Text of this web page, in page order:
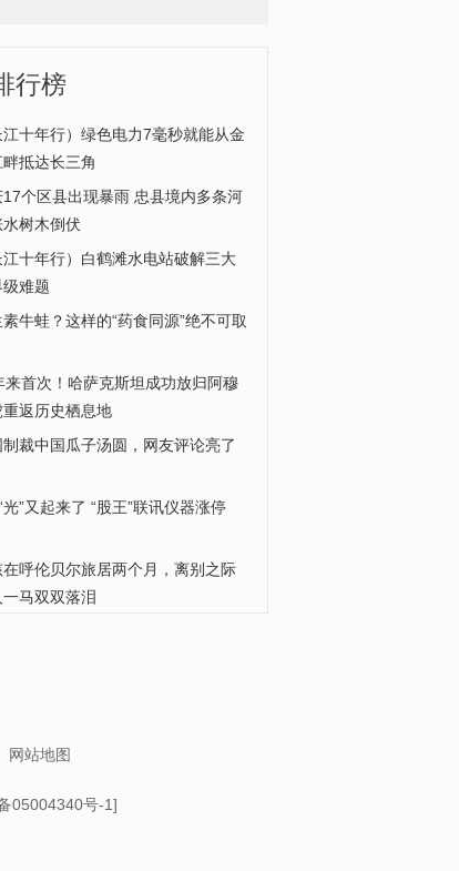
动者
行榜
江十年行）绿色电力7毫秒就能从金
抵达长三角
17个区县出现暴雨 忠县境内多条河
水树木倒伏
江十年行）白鹤滩水电站破解三大
难题
牛蛙？这样的“药食同源”绝不可取
来首次！哈萨克斯坦成功放归阿穆
重返历史栖息地
制裁中国瓜子汤圆，网友评论亮了
光”又起来了 “股王”联讯仪器涨停
在呼伦贝尔旅居两个月，离别之际
马双双落泪
网站地图
05004340号-1]